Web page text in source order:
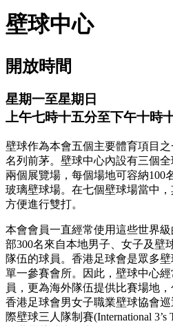
壁球中心
開放時間
星期一至星期日
上午七時十五分至下午十時
壁球作為本會五個主要體育項目
名列前茅。壁球中心內設有三個
兩個展覽場，每個場地可容納100
玻璃壁球場。在七個壁球場當中
方便進行雙打。
本會會員一直經常使用這些世界
部300名來自本地男子、女子及壁
隊伍的球員。香港足球會是眾多
單一參賽會所。因此，壁球中心
員，更為海外隊伍提供比賽場地
香港足球會男女子職業壁球協會巡
際壁球三人隊制賽(International 3’s